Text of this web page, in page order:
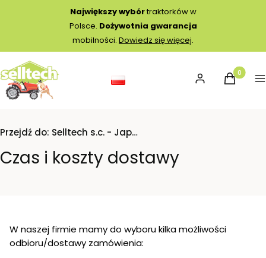
Największy wybórtraktorków w
Polsce. Dożywotnia gwarancja
mobilności. Dowiedz się więcej.
Zaloguj sięProdukty
Koszyk
Przejdź do: Selltech s.c. - Japońskie traktorki
Czas i koszty dostawy
W naszej firmie mamy do wyboru kilka możliwości
odbioru/dostawy zamówienia: